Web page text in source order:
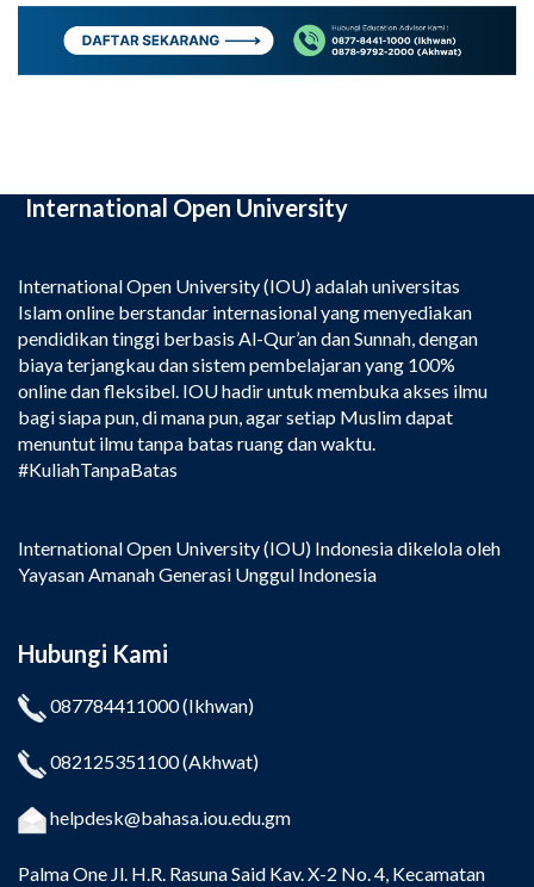
International Open University
International Open University (IOU) adalah universitas
Islam online berstandar internasional yang menyediakan
pendidikan tinggi berbasis Al-Qur’an dan Sunnah, dengan
biaya terjangkau dan sistem pembelajaran yang 100%
online dan fleksibel. IOU hadir untuk membuka akses ilmu
bagi siapa pun, di mana pun, agar setiap Muslim dapat
menuntut ilmu tanpa batas ruang dan waktu.
#KuliahTanpaBatas
International Open University (IOU) Indonesia dikelola oleh
Yayasan Amanah Generasi Unggul Indonesia
Hubungi Kami
087784411000(Ikhwan)
082125351100(Akhwat)
helpdesk@bahasa.iou.edu.gm
Palma One Jl. H.R. Rasuna Said Kav. X-2 No. 4, Kecamatan